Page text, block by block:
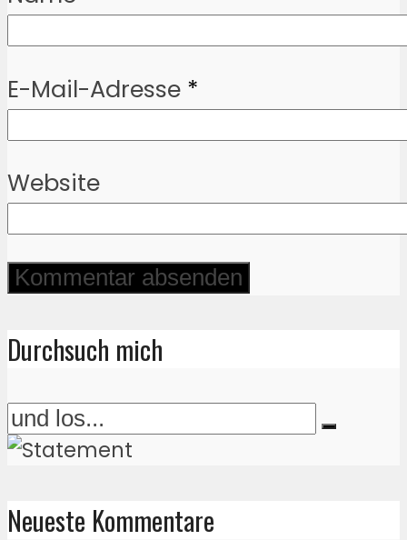
E-Mail-Adresse *
Website
Durchsuch mich
Neueste Kommentare